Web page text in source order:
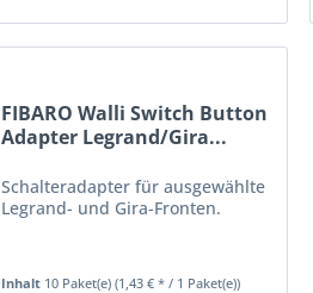
FIBARO Walli Switch Button
Adapter Legrand/Gira...
Schalteradapter für ausgewählte
Legrand- und Gira-Fronten.
Inhalt 10 Paket(e)(1,43 € * / 1 Paket(e))